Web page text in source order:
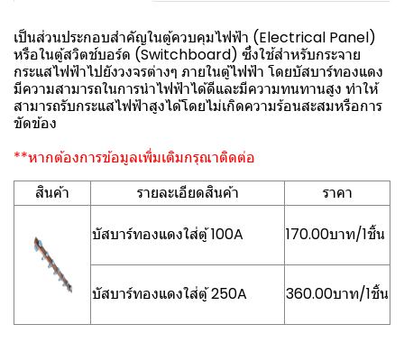
เป็นส่วนประกอบสำคัญในตู้ควบคุมไฟฟ้า (Electrical Panel)
หรือในตู้สวิตช์บอร์ด (Switchboard) ซึ่งใช้สำหรับกระจาย
กระแสไฟฟ้าไปยังวงจรต่างๆ ภายในตู้ไฟฟ้า โดยบัสบาร์ทองแดง
มีความสามารถในการนำไฟฟ้าได้ดีและมีความทนทานสูง ทำให้
สามารถรับกระแสไฟฟ้าสูงได้โดยไม่เกิดความร้อนสะสมหรือการ
ขัดข้อง
**หากต้องการข้อมูลเพิ่มเติมกรุณาติดต่อ
สินค้า
รายละเอียดสินค้า
ราคา
บัสบาร์ทองแดงใส่ตู้ 100A
170.00บาท/1ชิ้น
บัสบาร์ทองแดงใส่ตู้ 250A 360.00บาท/1ชิ้น